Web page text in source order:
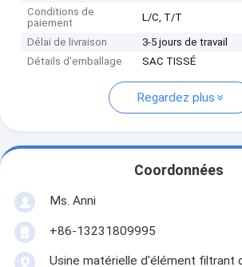
Conditions de
paiement
L/C, T/T
Délai de livraison
3-5 jours de travail
Détails d'emballage
SAC TISSÉ
Regardez plus
Coordonnées
Ms. Anni
+86-13231809995
Usine matérielle d'élément filtrant